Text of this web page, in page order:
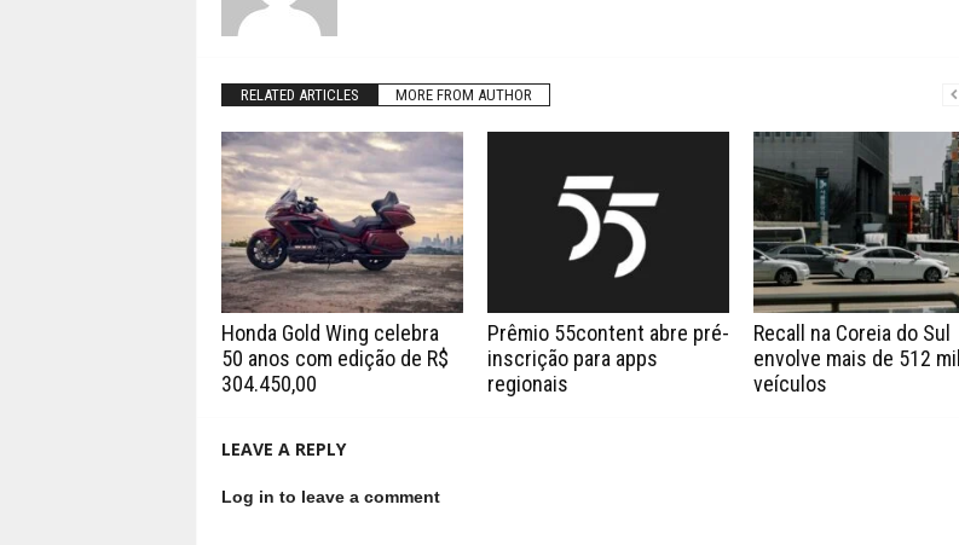
RELATED ARTICLES MORE FROM AUTHOR
Honda Gold Wing celebra
50 anos com edição de R$
304.450,00
Prêmio 55content abre pré-
inscrição para apps
regionais
Recall na Coreia do Sul
envolve mais de 512 mil
veículos
LEAVE A REPLY
Log in to leave a comment